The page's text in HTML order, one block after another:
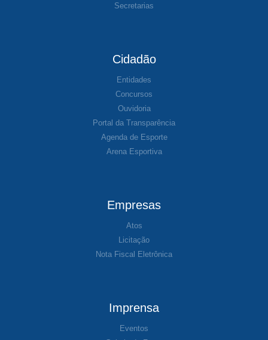
Secretarias
Cidadão
Entidades
Concursos
Ouvidoria
Portal da Transparência
Agenda de Esporte
Arena Esportiva
Empresas
Atos
Licitação
Nota Fiscal Eletrônica
Imprensa
Eventos